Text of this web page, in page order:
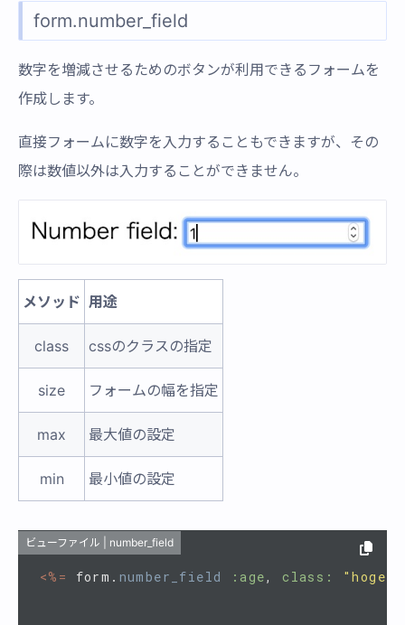
form.number_field
数字を増減させるためのボタンが利用できるフォームを
作成します。
直接フォームに数字を入力することもできますが、その
際は数値以外は入力することができません。
メソッド 用途
class cssのクラスの指定
size フォームの幅を指定
max 最大値の設定
min 最小値の設定
ビューファイル | number_field
<%= form . number_field :age, class: "hoge"